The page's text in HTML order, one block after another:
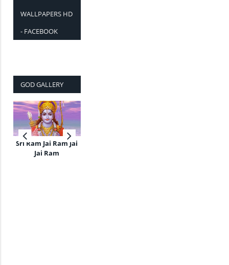
WALLPAPERS HD
- FACEBOOK
GOD GALLERY
Sri Ram Jai Ram Jai
Jai Ram